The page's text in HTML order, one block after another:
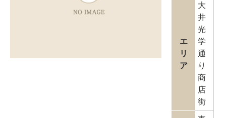
エ
リ
ア
大
井
光
学
通
り
商
店
街